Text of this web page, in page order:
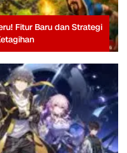
Fitur Baru dan Strategi